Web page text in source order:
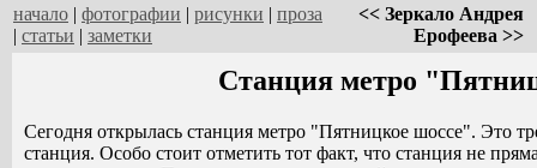
начало | фотографии | рисунки | проза
| статьи | заметки
<< Зеркало Андрея
Ерофеева >>
Станция метро
Сегодня открылась станция метро "Пятницкое шоссе". Это
станция. Особо стоит отметить тот факт, что станция не